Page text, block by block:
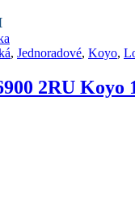
, Jednoradové, Koyo,
2RU Koyo